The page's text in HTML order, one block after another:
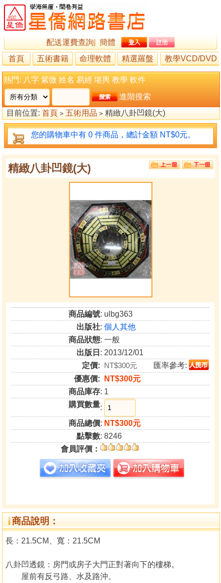
配送運費查詢
簡體
首頁
五術書籍 命理軟體 精選羅盤 教學VCD/DVD
熱門: 八字 紫微 姓名 易經 堪輿 教學 軟件
進階搜索
目前位置: 首頁 > 五術用品 > 精緻八卦凹鏡(大)
您的購物車中有 0 件商品，總計金額 NT$0元。
精緻八卦凹鏡(大)
商品編號: ulbg363
出版社:個人其他
商品狀態: 一般
出版日 : 2013/12/01
定價: NT$300元
匯率參考:
優惠價:
NT$300元
商品庫存: 1
購買數量:
商品總價: NT$300元
點擊數: 8246
會員評價：
商品說明：
長：21.5CM、寬：21.5CM
八卦凹透鏡：房門或房子大門正對著向下的樓梯。
屋前有反弓路、水及路沖。